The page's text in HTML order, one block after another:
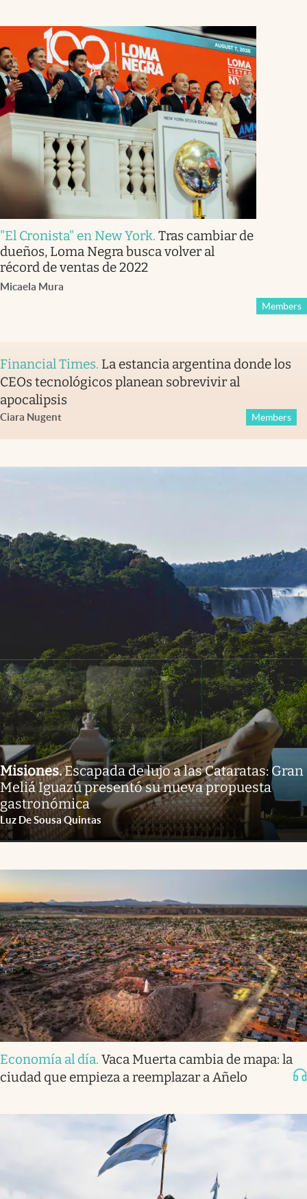
"El Cronista" en New York. Tras cambiar de
dueños, Loma Negra busca volver al
récord de ventas de 2022
Micaela Mura
Members
Financial Times. La estancia argentina donde los
CEOs tecnológicos planean sobrevivir al
apocalipsis
Ciara Nugent Members
Misiones.Escapada de lujo a las Cataratas: Gran
Meliá Iguazú presentó su nueva propuesta
gastronómica
Luz De Sousa Quintas
Economía al día. Vaca Muerta cambia de mapa: la
ciudad que empieza a reemplazar a Añelo